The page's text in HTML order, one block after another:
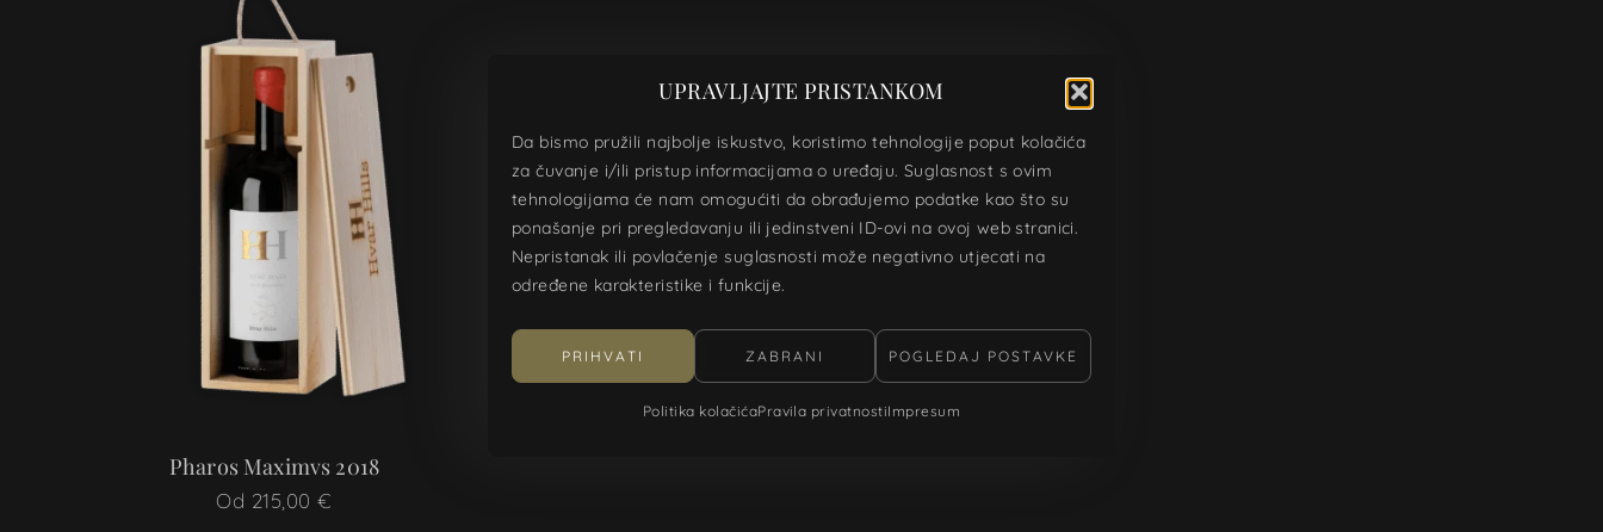
UPRAVLJAJTE PRISTANKOM
Da bismo pružili najbolje iskustvo, koristimo tehnologije poput kolačića
za čuvanje i/ili pristup informacijama o uređaju. Suglasnost s ovim
tehnologijama će nam omogućiti da obrađujemo podatke kao što su
ponašanje pri pregledavanju ili jedinstveni ID-ovi na ovoj web stranici.
Nepristanak ili povlačenje suglasnosti može negativno utjecati na
određene karakteristike i funkcije.
PRIHVATI ZABRANI POGLEDAJ POSTAVKE
Politika kolačićaPravila privatnostiImpresum
Pharos Maximvs 2018
Od 215,00€